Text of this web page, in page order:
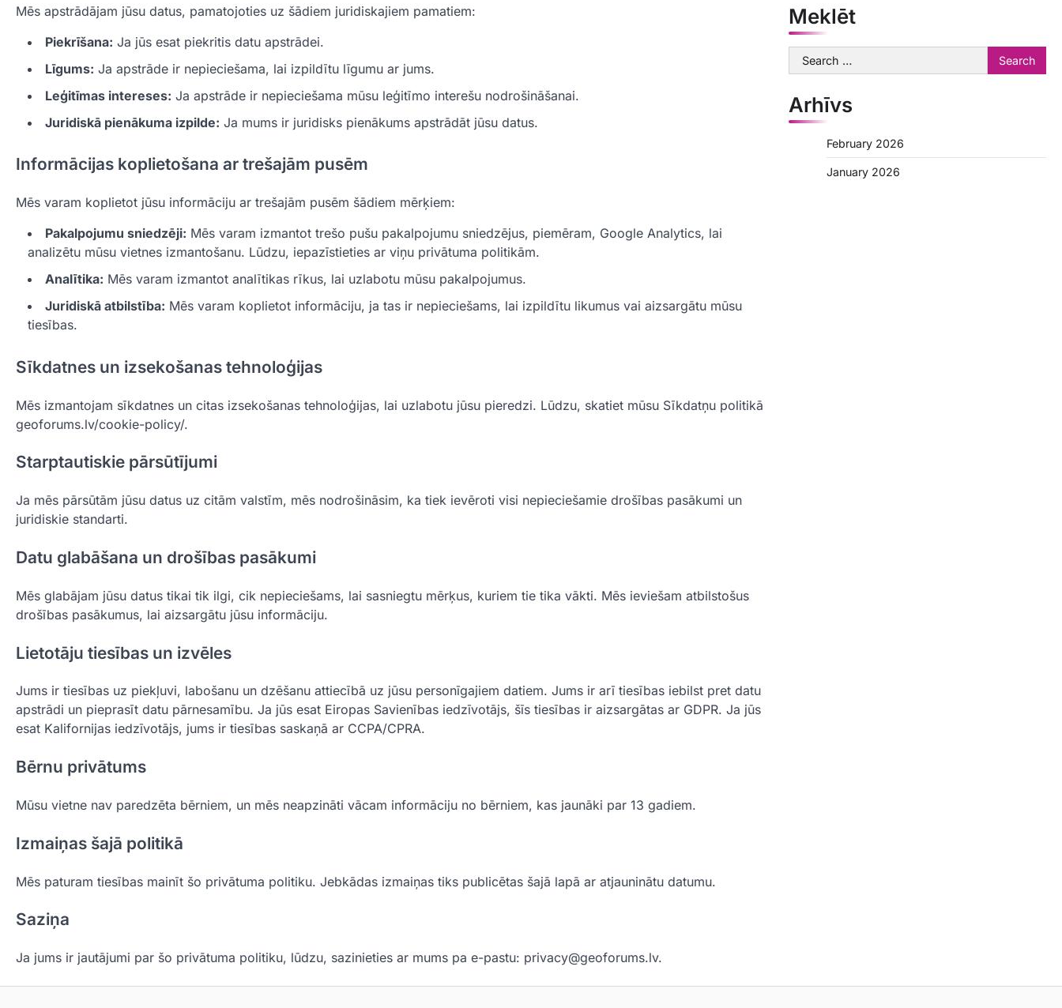
Mēs apstrādājam jūsu datus, pamatojoties uz šādiem juridiskajiem pamatiem:
Piekrīšana: Ja jūs esat piekritis datu apstrādei.
Līgums: Ja apstrāde ir nepieciešama, lai izpildītu līgumu ar jums.
Leģitīmas intereses: Ja apstrāde ir nepieciešama mūsu leģitīmo interešu nodrošināšanai.
Juridiskā pienākuma izpilde: Ja mums ir juridisks pienākums apstrādāt jūsu datus.
Informācijas koplietošana ar trešajām pusēm
Mēs varam koplietot jūsu informāciju ar trešajām pusēm šādiem mērķiem:
Pakalpojumu sniedzēji: Mēs varam izmantot trešo pušu pakalpojumu sniedzējus, piemēram, Google Analytics, lai
analizētu mūsu vietnes izmantošanu. Lūdzu, iepazīstieties ar viņu privātuma politikām.
Analītika: Mēs varam izmantot analītikas rīkus, lai uzlabotu mūsu pakalpojumus.
Juridiskā atbilstība: Mēs varam koplietot informāciju, ja tas ir nepieciešams, lai izpildītu likumus vai aizsargātu mūsu
tiesības.
Sīkdatnes un izsekošanas tehnoloģijas
Mēs izmantojam sīkdatnes un citas izsekošanas tehnoloģijas, lai uzlabotu jūsu pieredzi. Lūdzu, skatiet mūsu Sīkdatņu politikā
geoforums.lv/cookie-policy/.
Starptautiskie pārsūtījumi
Ja mēs pārsūtām jūsu datus uz citām valstīm, mēs nodrošināsim, ka tiek ievēroti visi nepieciešamie drošības pasākumi un
juridiskie standarti.
Datu glabāšana un drošības pasākumi
Mēs glabājam jūsu datus tikai tik ilgi, cik nepieciešams, lai sasniegtu mērķus, kuriem tie tika vākti. Mēs ieviešam atbilstošus
drošības pasākumus, lai aizsargātu jūsu informāciju.
Lietotāju tiesības un izvēles
Jums ir tiesības uz piekļuvi, labošanu un dzēšanu attiecībā uz jūsu personīgajiem datiem. Jums ir arī tiesības iebilst pret datu
apstrādi un pieprasīt datu pārnesamību. Ja jūs esat Eiropas Savienības iedzīvotājs, šīs tiesības ir aizsargātas ar GDPR. Ja jūs
esat Kalifornijas iedzīvotājs, jums ir tiesības saskaņā ar CCPA/CPRA.
Bērnu privātums
Mūsu vietne nav paredzēta bērniem, un mēs neapzināti vācam informāciju no bērniem, kas jaunāki par 13 gadiem.
Izmaiņas šajā politikā
Mēs paturam tiesības mainīt šo privātuma politiku. Jebkādas izmaiņas tiks publicētas šajā lapā ar atjauninātu datumu.
Saziņa
Ja jums ir jautājumi par šo privātuma politiku, lūdzu, sazinieties ar mums pa e-pastu: privacy@geoforums.lv.
Meklēt
Search
for:
Arhīvs
February 2026
January 2026